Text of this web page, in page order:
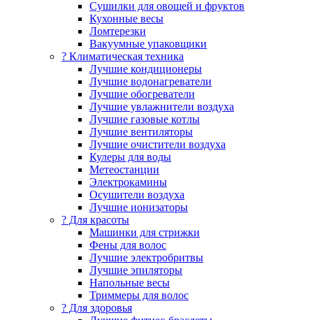
Сушилки для овощей и фруктов
Кухонные весы
Ломтерезки
Вакуумные упаковщики
?️ Климатическая техника
Лучшие кондиционеры
Лучшие водонагреватели
Лучшие обогреватели
Лучшие увлажнители воздуха
Лучшие газовые котлы
Лучшие вентиляторы
Лучшие очистители воздуха
Кулеры для воды
Метеостанции
Электрокамины
Осушители воздуха
Лучшие ионизаторы
? Для красоты
Машинки для стрижки
Фены для волос
Лучшие электробритвы
Лучшие эпиляторы
Напольные весы
Триммеры для волос
? Для здоровья